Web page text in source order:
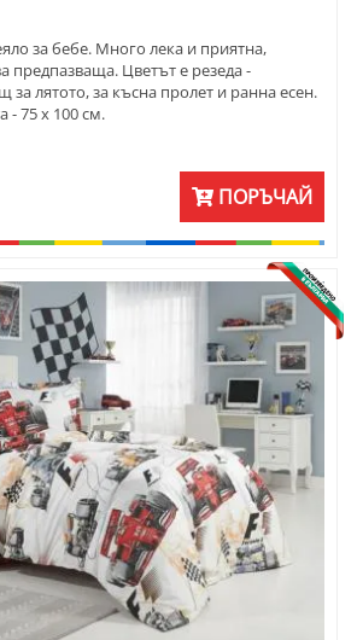
за бебе. Много лека и приятна,
предпазваща. Цветът е резеда -
за лятото, за късна пролет и ранна есен.
- 75 х 100 см.
ПОРЪЧАЙ